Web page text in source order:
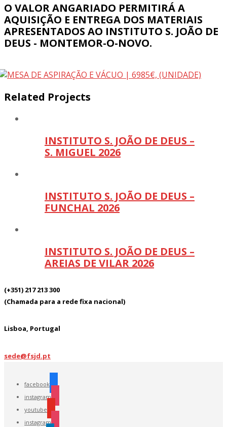
O VALOR ANGARIADO PERMITIRÁ A
AQUISIÇÃO E ENTREGA DOS MATERIAIS
APRESENTADOS AO INSTITUTO S. JOÃO DE
DEUS - MONTEMOR-O-NOVO.
Related Projects
INSTITUTO S. JOÃO DE DEUS –
S. MIGUEL 2026
INSTITUTO S. JOÃO DE DEUS –
FUNCHAL 2026
INSTITUTO S. JOÃO DE DEUS –
AREIAS DE VILAR 2026
(+351) 217 213 300
(Chamada para a rede fixa nacional)
Lisboa, Portugal
sede@fsjd.pt
facebook
instagram
youtube
instagram